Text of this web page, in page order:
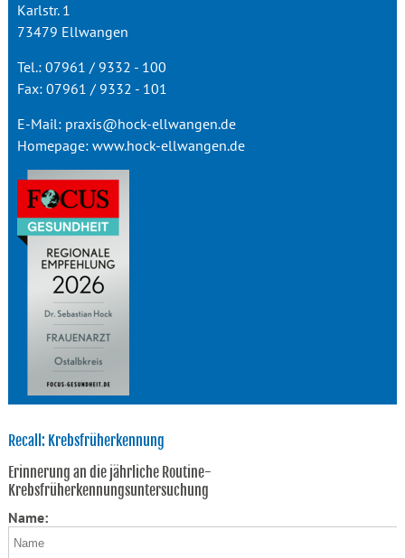
Karlstr. 1
73479 Ellwangen
Tel.: 07961 / 9332 - 100
Fax: 07961 / 9332 - 101
E-Mail: praxis@hock-ellwangen.de
Homepage: www.hock-ellwangen.de
Recall: Krebsfrüherkennung
Erinnerung an die jährliche Routine-
Krebsfrüherkennungsuntersuchung
Name: